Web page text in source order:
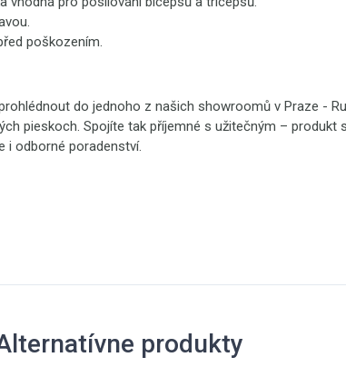
poškozením.
do jednoho z našich showroomů v Praze -
pieskoch. Spojíte tak příjemné s užitečným – produkt
i odborné poradenství.
produkty